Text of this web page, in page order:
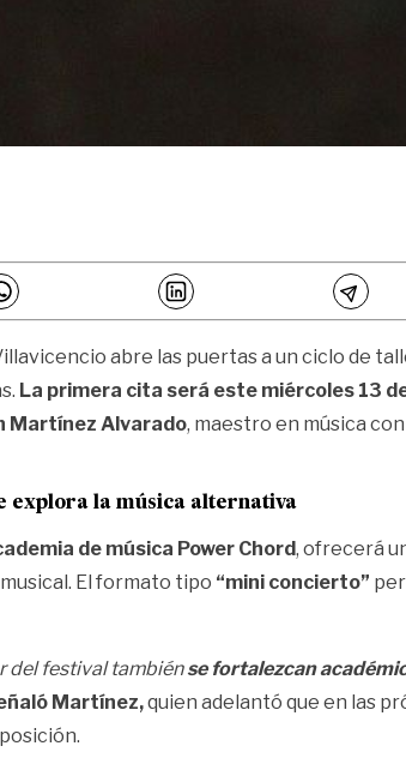
abre las puertas a un ciclo de
La primera cita será este miércoles 13
Martínez Alvarado, maestro en música
explora la música alternativa
de música Power Chord, ofrecerá
El formato tipo “mini concierto”
del festival tambiénse fortalezcan
Martínez,quien adelantó que en las